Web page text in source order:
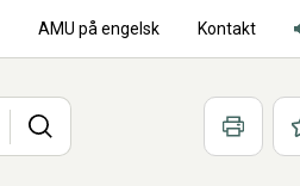
AMU på engelsk Kontakt
Søg Print